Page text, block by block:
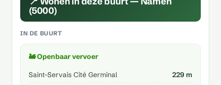
(5000)
IN DE BUURT
🚂 Openbaar vervoer
Saint-Servais Cité Germinal
229 m